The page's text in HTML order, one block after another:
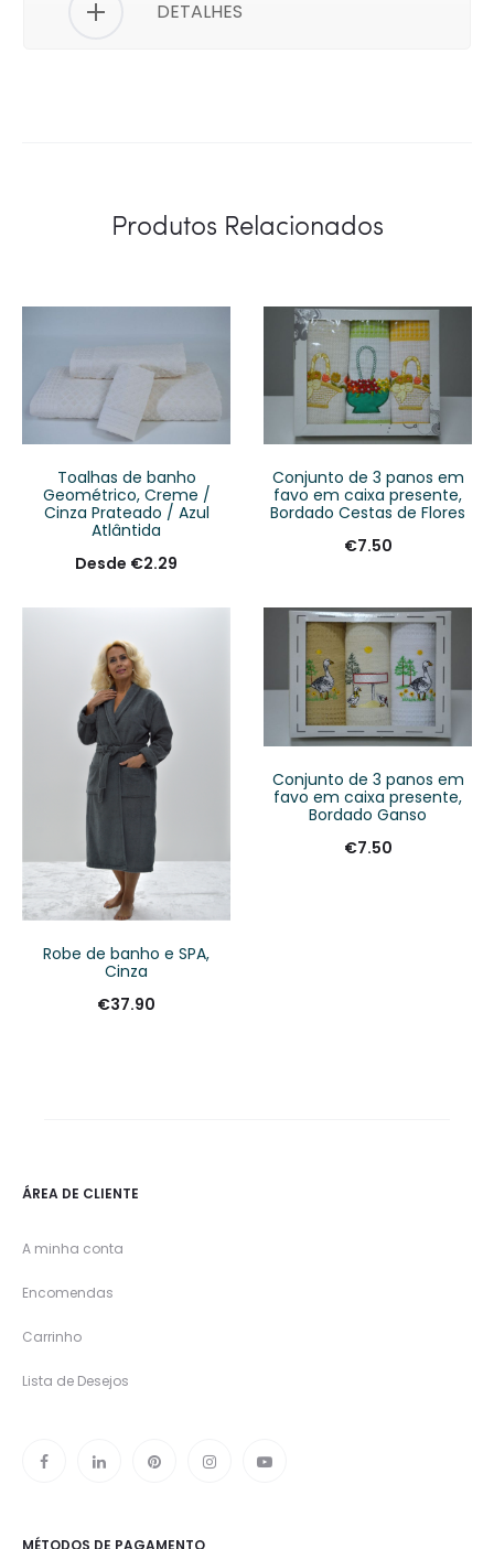
DETALHES
Produtos Relacionados
Toalhas de banho
Geométrico, Creme /
Cinza Prateado / Azul
Atlântida
Desde €2.29
Conjunto de 3 panos em
favo em caixa presente,
Bordado Cestas de Flores
€7.50
Robe de banho e SPA,
Cinza
€37.90
Conjunto de 3 panos em
favo em caixa presente,
Bordado Ganso
€7.50
ÁREA DE CLIENTE
A minha conta
Encomendas
Carrinho
Lista de Desejos
MÉTODOS DE PAGAMENTO